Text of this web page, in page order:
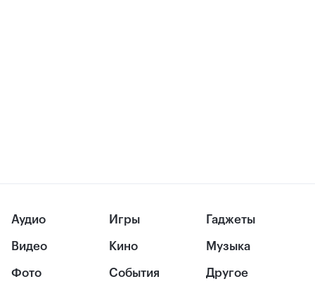
Аудио
Видео
Фото
Игры
Кино
События
Гаджеты
Музыка
Другое